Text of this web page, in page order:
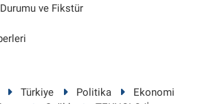
ve Fikstür
Türkiye Politika
Ekonomi